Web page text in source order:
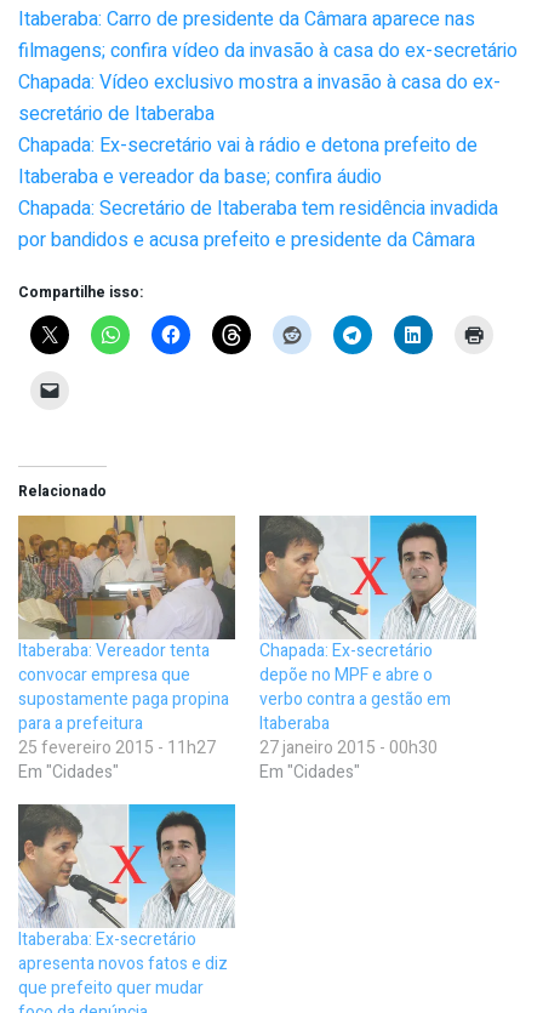
Itaberaba: Carro de presidente da Câmara aparece nas
filmagens; confira vídeo da invasão à casa do ex-secretário
Chapada: Vídeo exclusivo mostra a invasão à casa do ex-
secretário de Itaberaba
Chapada: Ex-secretário vai à rádio e detona prefeito de
Itaberaba e vereador da base; confira áudio
Chapada: Secretário de Itaberaba tem residência invadida
por bandidos e acusa prefeito e presidente da Câmara
Compartilhe isso:
Relacionado
Itaberaba: Vereador tenta
convocar empresa que
supostamente paga propina
para a prefeitura
25 fevereiro 2015 - 11h27
Em "Cidades"
Chapada: Ex-secretário
depõe no MPF e abre o
verbo contra a gestão em
Itaberaba
27 janeiro 2015 - 00h30
Em "Cidades"
Itaberaba: Ex-secretário
apresenta novos fatos e diz
que prefeito quer mudar